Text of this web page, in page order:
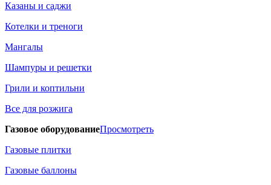
Казаны и саджи
Котелки и треноги
Мангалы
Шампуры и решетки
Грили и коптильни
Все для розжига
Газовое оборудованиеПросмотреть
Газовые плитки
Газовые баллоны